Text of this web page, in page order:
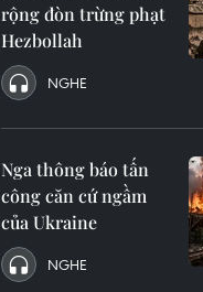
rộng đòn trừng phạt
Hezbollah
NGHE
Nga thông báo tấn
công căn cứ ngầm
của Ukraine
NGHE